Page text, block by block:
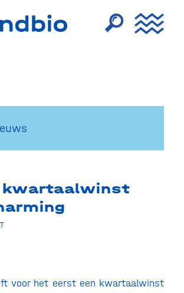
kwartaalwinst
voor het eerst een kwartaalwinst